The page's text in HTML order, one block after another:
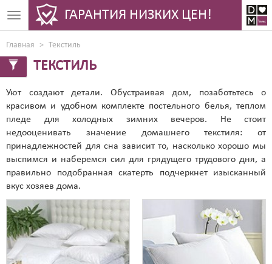
Toggle
navigation
ГАРАНТИЯ НИЗКИХ ЦЕН!
Главная Текстиль
ТЕКСТИЛЬ
Уют создают детали. Обустраивая дом, позаботьтесь о
красивом и удобном комплекте постельного белья, теплом
пледе для холодных зимних вечеров. Не стоит
недооценивать значение домашнего текстиля: от
принадлежностей для сна зависит то, насколько хорошо мы
выспимся и наберемся сил для грядущего трудового дня, а
правильно подобранная скатерть подчеркнет изысканный
вкус хозяев дома.